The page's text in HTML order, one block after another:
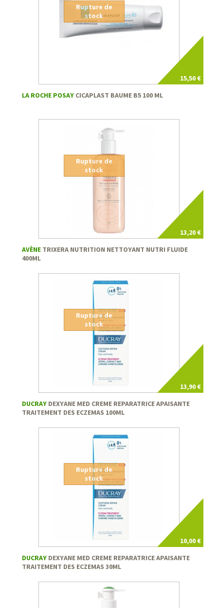
15,50 €
Rupture de
stock
LA ROCHE POSAY CICAPLAST BAUME B5 100 ML
13,20 €
Rupture de
stock
AVÈNE TRIXERA NUTRITION NETTOYANT NUTRI FLUIDE
400ML
13,90 €
Rupture de
stock
DUCRAY DEXYANE MED CREME REPARATRICE APAISANTE
TRAITEMENT DES ECZEMAS 100ML
10,00 €
Rupture de
stock
DUCRAY DEXYANE MED CREME REPARATRICE APAISANTE
TRAITEMENT DES ECZEMAS 30ML